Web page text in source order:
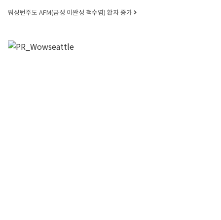
워싱턴주도 AFM(급성 이완성 척수염) 환자 증가